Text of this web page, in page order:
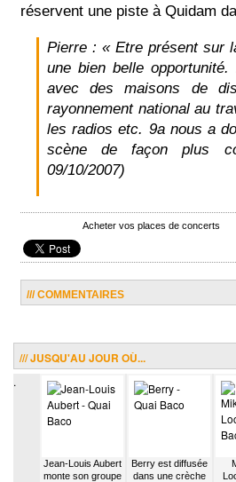
réservent une piste à Quidam
Pierre : « Etre présent sur
une bien belle
avec des maisons de
rayonnement national au
les radios etc. 9a nous a
scène de façon plus
09/10/2007)
Acheter vos places de concerts
/// COMMENTAIRES
/// JUSQU'AU JOUR OÙ...
.
Jean-Louis Aubert
monte son groupe
Berry est diffusée
dans une crèche